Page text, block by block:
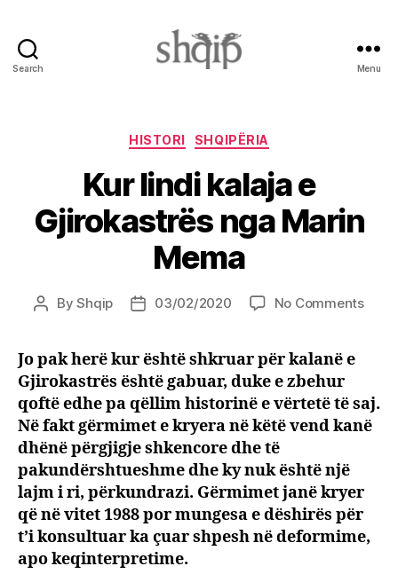
Search Menu
Categories
HISTORI SHQIPËRIA
Kur lindi kalaja e
Gjirokastrës nga Marin
Mema
PostByShqip
Post03/02/2020 No Commentson
nga
Jo pak herë kur është shkruar për kalanë e
Gjirokastrës është gabuar, duke e zbehur
qoftë edhe pa qëllim historinë e vërtetë të saj.
Në fakt gërmimet e kryera në këtë vend kanë
dhënë përgjigje shkencore dhe të
pakundërshtueshme dhe ky nuk është një
lajm i ri, përkundrazi. Gërmimet janë kryer
që në vitet 1988 por mungesa e dëshirës për
t’i konsultuar ka çuar shpesh në deformime,
apo keqinterpretime.